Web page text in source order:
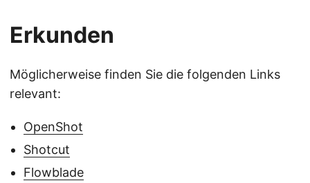
Erkunden
Möglicherweise finden Sie die folgenden Links
relevant:
OpenShot
Shotcut
Flowblade